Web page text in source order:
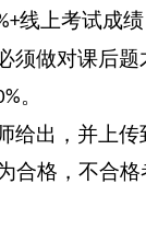
线上考试成绩
须做对课后
。
给出，并上
合格，不合